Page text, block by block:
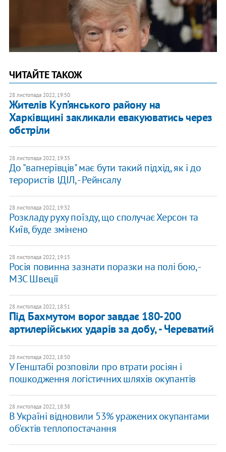
ЧИТАЙТЕ ТАКОЖ
28 листопада 2022, 19:50
Жителів Куп’янського району на
Харківщині закликали евакуюватись через
обстріли
28 листопада 2022, 19:35
До "вагнерівців" має бути такий підхід, як і до
терористів ІДІЛ, - Рейнсалу
28 листопада 2022, 19:32
Розкладу руху поїзду, що сполучає Херсон та
Київ, буде змінено
28 листопада 2022, 19:15
Росія повинна зазнати поразки на полі бою, -
МЗС Швеції
28 листопада 2022, 18:51
Під Бахмутом ворог завдає 180-200
артилерійських ударів за добу, - Череватий
28 листопада 2022, 18:50
У Генштабі розповіли про втрати росіян і
пошкодження логістичних шляхів окупантів
28 листопада 2022, 18:38
В Україні відновили 53% уражених окупантами
об'єктів теплопостачання